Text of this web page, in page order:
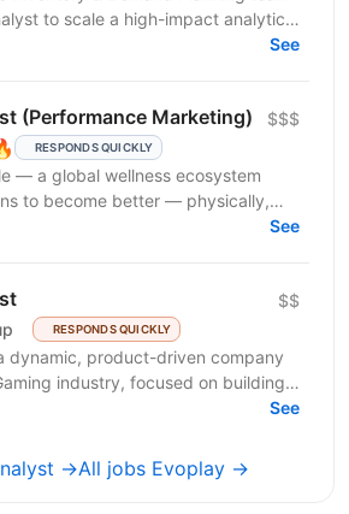
to scale a high-impact analytics
in-stock, supply,...
See
(Performance Marketing)
RESPONDS QUICKLY
$$$
to become better — physically,
We build what makes
See
RESPONDS QUICKLY
$$
dynamic, product-driven company
industry, focused on building
that fuel innovation and...
See
→All jobs Evoplay →